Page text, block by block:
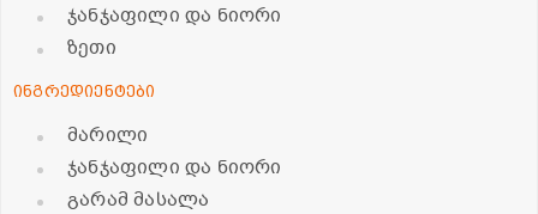
ჯანჯაფილი და ნიორი
ზეთი
ინგრედიენტები
მარილი
ჯანჯაფილი და ნიორი
გარამ მასალა